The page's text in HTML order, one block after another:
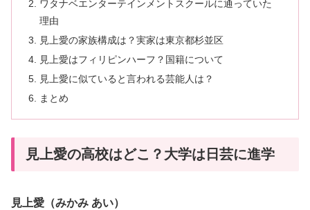
ワタナベエンターテインメントスクールに通っていた
理由
見上愛の家族構成は？実家は東京都杉並区
見上愛はフィリピンハーフ？国籍について
見上愛に似ていると言われる芸能人は？
まとめ
見上愛の高校はどこ？大学は日芸に進学
見上愛（みかみ あい）